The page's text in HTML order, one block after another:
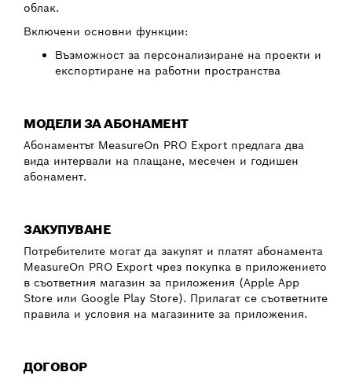
облак.
Включени основни функции:
Възможност за персонализиране на проекти и
експортиране на работни пространства
МОДЕЛИ ЗА АБОНАМЕНТ
Абонаментът MeasureOn PRO Export предлага два
вида интервали на плащане, месечен и годишен
абонамент.
ЗАКУПУВАНЕ
Потребителите могат да закупят и платят абонамента
MeasureOn PRO Export чрез покупка в приложението
в съответния магазин за приложения (Apple App
Store или Google Play Store). Прилагат се съответните
правила и условия на магазините за приложения.
ДОГОВОР